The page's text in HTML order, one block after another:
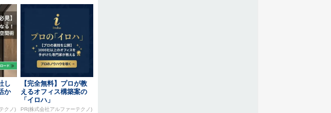
し
か
クノ)
【完全無料】プロが教
えるオフィス構築案の
「イロハ」
PR(株式会社アルファーテクノ)